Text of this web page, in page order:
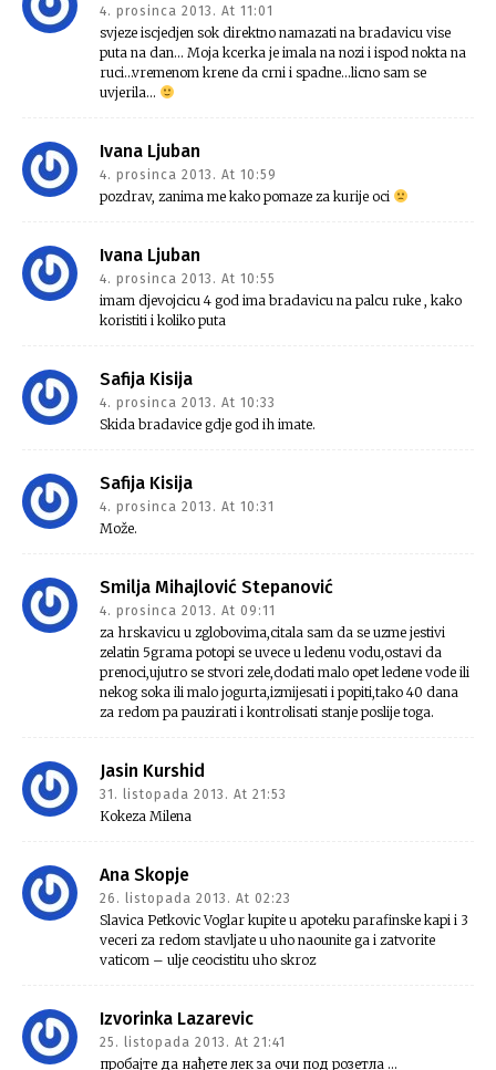
4. prosinca 2013. At 11:01
svjeze iscjedjen sok direktno namazati na bradavicu vise
puta na dan… Moja kcerka je imala na nozi i ispod nokta na
ruci…vremenom krene da crni i spadne…licno sam se
uvjerila…
Ivana Ljuban
4. prosinca 2013. At 10:59
pozdrav, zanima me kako pomaze za kurije oci
Ivana Ljuban
4. prosinca 2013. At 10:55
imam djevojcicu 4 god ima bradavicu na palcu ruke , kako
koristiti i koliko puta
Safija Kisija
4. prosinca 2013. At 10:33
Skida bradavice gdje god ih imate.
Safija Kisija
4. prosinca 2013. At 10:31
Može.
Smilja Mihajlović Stepanović
4. prosinca 2013. At 09:11
za hrskavicu u zglobovima,citala sam da se uzme jestivi
zelatin 5grama potopi se uvece u ledenu vodu,ostavi da
prenoci,ujutro se stvori zele,dodati malo opet ledene vode ili
nekog soka ili malo jogurta,izmijesati i popiti,tako 40 dana
za redom pa pauzirati i kontrolisati stanje poslije toga.
Jasin Kurshid
31. listopada 2013. At 21:53
Kokeza Milena
Ana Skopje
26. listopada 2013. At 02:23
Slavica Petkovic Voglar kupite u apoteku parafinske kapi i 3
veceri za redom stavljate u uho naounite ga i zatvorite
vaticom – ulje ceocistitu uho skroz
Izvorinka Lazarevic
25. listopada 2013. At 21:41
пробајте да нађете лек за очи под розетла …